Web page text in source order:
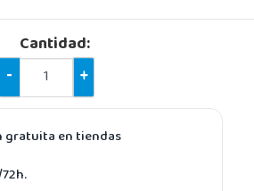
Cantidad:
-
+
gratuita en tiendas